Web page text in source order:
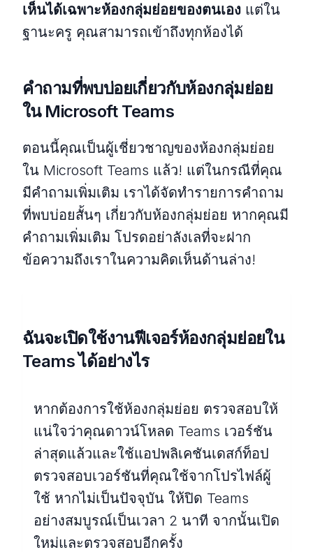
เห็นได้เฉพาะห้องกลุ่มย่อยของตนเอง แต่ใน
ฐานะครู คุณสามารถเข้าถึงทุกห้องได้
คำถามที่พบบ่อยเกี่ยวกับห้องกลุ่มย่อย
ใน Microsoft Teams
ตอนนี้คุณเป็นผู้เชี่ยวชาญของห้องกลุ่มย่อย
ใน Microsoft Teams แล้ว! แต่ในกรณีที่คุณ
มีคำถามเพิ่มเติม เราได้จัดทำรายการคำถาม
ที่พบบ่อยสั้นๆ เกี่ยวกับห้องกลุ่มย่อย หากคุณมี
คำถามเพิ่มเติม โปรดอย่าลังเลที่จะฝาก
ข้อความถึงเราในความคิดเห็นด้านล่าง!
ฉันจะเปิดใช้งานฟีเจอร์ห้องกลุ่มย่อยใน
Teams ได้อย่างไร
หากต้องการใช้ห้องกลุ่มย่อย ตรวจสอบให้
แน่ใจว่าคุณดาวน์โหลด Teams เวอร์ชัน
ล่าสุดแล้วและใช้แอปพลิเคชันเดสก์ท็อป
ตรวจสอบเวอร์ชันที่คุณใช้จากโปรไฟล์ผู้
ใช้ หากไม่เป็นปัจจุบัน ให้ปิด Teams
อย่างสมบูรณ์เป็นเวลา 2 นาที จากนั้นเปิด
ใหม่และตรวจสอบอีกครั้ง